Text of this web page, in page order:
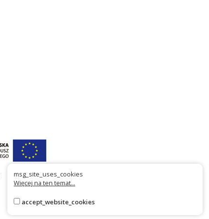
msg_site_uses_cookies
Więcej na ten temat...
accept_website_cookies